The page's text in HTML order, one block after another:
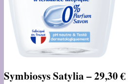
Symbiosys Satylia – 29,30 €